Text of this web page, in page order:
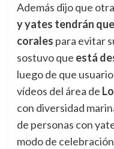
Además dijo que
y yates tendrán
corales para evitar
sostuvo que está
luego de que
vídeos del área de
con diversidad
de personas con
modo de